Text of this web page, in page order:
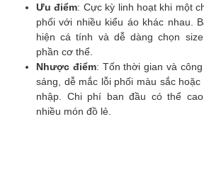
Ưu điểm: Cực kỳ linh hoạt khi một
phối với nhiều kiểu áo khác nhau.
hiện cá tính và dễ dàng chọn
phần cơ thể.
Nhược điểm: Tốn thời gian và
sáng, dễ mắc lỗi phối màu sắc
nhập. Chi phí ban đầu có thể
nhiều món đồ lẻ.